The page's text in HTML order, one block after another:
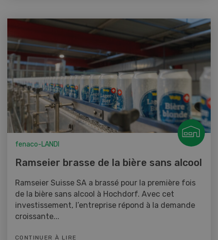
fenaco-LANDI
Ramseier brasse de la bière sans alcool
Ramseier Suisse SA a brassé pour la première fois
de la bière sans alcool à Hochdorf. Avec cet
investissement, l’entreprise répond à la demande
croissante...
CONTINUER À LIRE